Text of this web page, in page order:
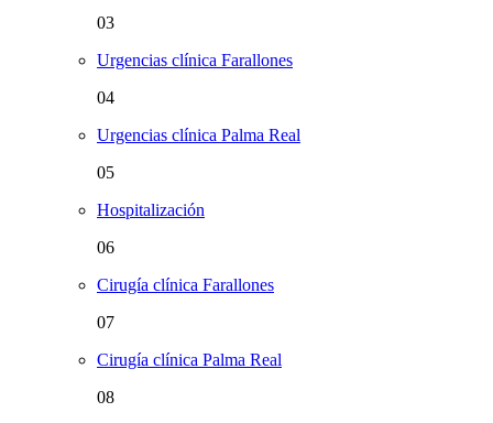
03
Urgencias clínica Farallones
04
Urgencias clínica Palma Real
05
Hospitalización
06
Cirugía clínica Farallones
07
Cirugía clínica Palma Real
08